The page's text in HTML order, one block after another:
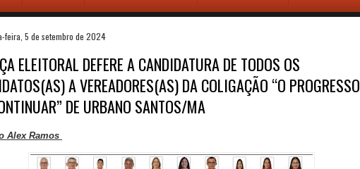
feira, 5 de setembro de 2024
ELEITORAL DEFERE A CANDIDATURA DE TODOS OS
A VEREADORES(AS) DA COLIGAÇÃO “O PROGRESSO
DE URBANO SANTOS/MA
Alex Ramos